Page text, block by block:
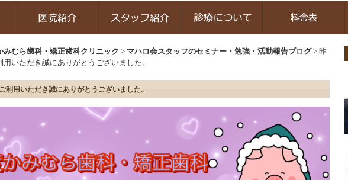
みむら歯科・矯正歯科クリニック > マハロ会スタッフのセミナー・勉強・活動報告ブログ> 昨
いただき誠にありがとうございました。
利用いただき誠にありがとうございました。